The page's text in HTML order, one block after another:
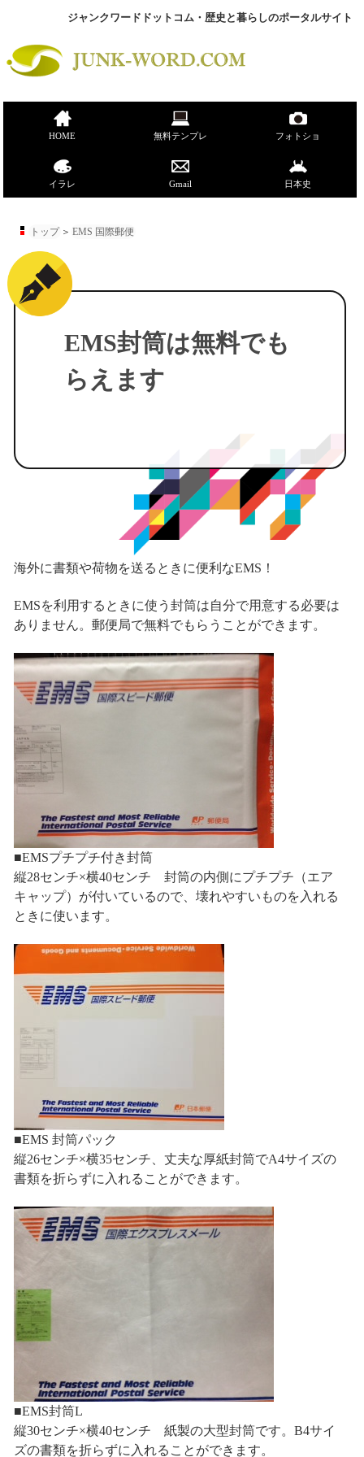
ジャンクワードドットコム・歴史と暮らしのポータルサイト
HOME 無料テンプレ フォトショ
イラレ Gmail 日本史
トップ ＞ EMS 国際郵便
EMS封筒は無料でも
らえます
海外に書類や荷物を送るときに便利なEMS！
EMSを利用するときに使う封筒は自分で用意する必要は
ありません。郵便局で無料でもらうことができます。
■EMSプチプチ付き封筒
縦28センチ×横40センチ 封筒の内側にプチプチ（エア
キャップ）が付いているので、壊れやすいものを入れる
ときに使います。
■EMS 封筒パック
縦26センチ×横35センチ、丈夫な厚紙封筒でA4サイズの
書類を折らずに入れることができます。
■EMS封筒L
縦30センチ×横40センチ 紙製の大型封筒です。B4サイ
ズの書類を折らずに入れることができます。